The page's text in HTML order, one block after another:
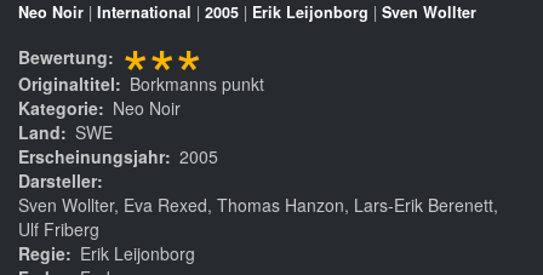
Neo Noir | International | 2005 | Erik Leijonborg | Sven Wollter
Bewertung ***
Originaltitel
Borkmanns punkt
Kategorie
Neo Noir
Land
SWE
Erscheinungsjahr 2005
Darsteller
Sven Wollter, Eva Rexed, Thomas Hanzon, Lars-Erik Berenett,
Ulf Friberg
Regie
Erik Leijonborg